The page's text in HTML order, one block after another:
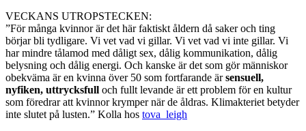
VECKANS UTROPSTECKEN:
”För många kvinnor är det här faktiskt åldern då saker och ting
börjar bli tydligare. Vi vet vad vi gillar. Vi vet vad vi inte gillar. Vi
har mindre tålamod med dåligt sex, dålig kommunikation, dålig
belysning och dålig energi. Och kanske är det som gör människor
obekväma är en kvinna över 50 som fortfarande ärsensuell,
nyfiken, uttrycksfull och fullt levande är ett problem för en kultur
som föredrar att kvinnor krymper när de åldras. Klimakteriet betyder
inte slutet på lusten.” Kolla hos tova_leigh